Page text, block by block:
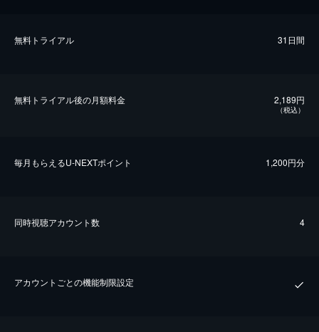
無料トライアル 31日間
無料トライアル後の⽉額料金 2,189円
（税込）
毎⽉もらえるU-NEXTポイント 1,200円分
同時視聴アカウント数 4
アカウントごとの機能制限設定